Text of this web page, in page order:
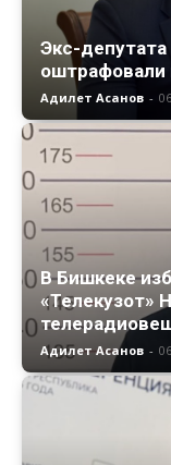
Экс-
оштрафовали
Адилет Асанов -
В Бишкеке
«Телекузот»
Адилет Асанов -